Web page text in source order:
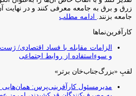
زرق و برق به جامعه معرفی کنند و در نهایت
جامعه بزنند. ادامه مطلب
کارآفرین‌نماها
الزامات مقابله با فساد اقتصادی/
و سوءاستفاده از روابط اجتماعی
لقبِ «بزرگ‌جناب‌خان برتر»
مدیرمسئول کارآفرینی‌پرس: همان‌هایی